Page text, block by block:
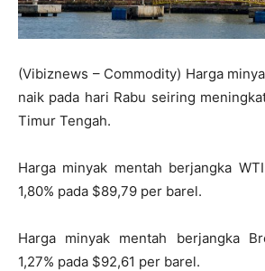
(Vibiznews – Commodity) Harga
naik pada hari Rabu seiring
Timur Tengah.
Harga minyak mentah berjangka
1,80% pada $89,79 per barel.
Harga minyak mentah berjangka
1,27% pada $92,61 per barel.